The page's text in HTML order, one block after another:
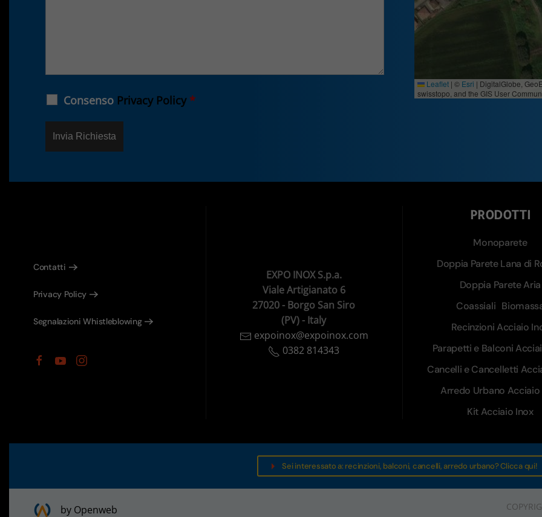
Consenso Privacy Policy *
Leaflet | © Esri | DigitalGlobe,
swisstopo, and the GIS User
Contatti
Privacy Policy
Segnalazioni Whistleblowing
EXPO INOX S.p.a.
Viale Artigianato 6
27020 - Borgo San Siro
(PV) - Italy
expoinox@expoinox.com
0382 814343
PRODOTTI
Monoparete
Doppia Parete Lana di
Doppia Parete Aria
Coassiali
Recinzioni Acciaio
Parapetti e Balconi
Cancelli e Cancelletti
Arredo Urbano Acciaio
Kit Acciaio Inox
Sei interessato a: recinzioni, balconi, cancelli, arredo urbano? Clicca qui!
by Openweb